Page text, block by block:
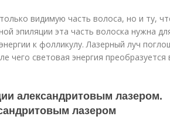
видимую часть волоса, но и ту,
эпиляции эта часть волоска нужна
к фолликулу. Лазерный луч
чего световая энергия преобразуется
александритовым лазером.
лазером